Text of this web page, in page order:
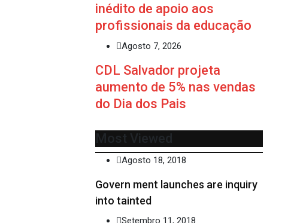
inédito de apoio aos
profissionais da educação
Agosto 7, 2026
CDL Salvador projeta
aumento de 5% nas vendas
do Dia dos Pais
Most Viewed
Agosto 18, 2018
Govern ment launches are inquiry
into tainted
Setembro 11, 2018